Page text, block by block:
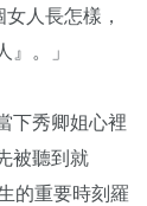
人長怎樣，
』。」
下秀卿姐心裡
被聽到就
的重要時刻羅